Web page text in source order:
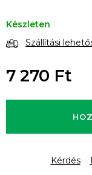
Készleten
Szállítási
7 270 Ft
Kérdés